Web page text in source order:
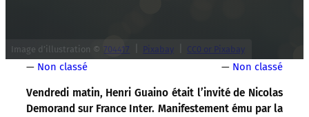
Image d’illustration © 704417 Pixabay CC0 or Pixabay
— Non classé — Non classé
Vendredi matin, Henri Guaino était l’invité de Nicolas
Demorand sur France Inter. Manifestement ému par la